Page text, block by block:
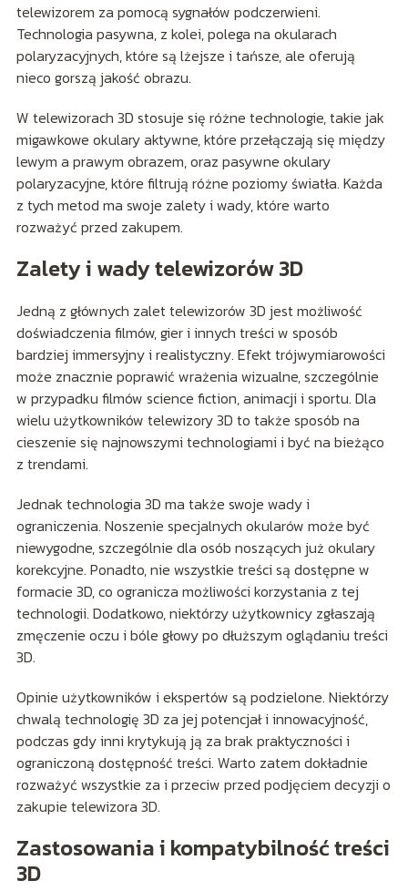
telewizorem za pomocą sygnałów podczerwieni.
Technologia pasywna, z kolei, polega na okularach
polaryzacyjnych, które są lżejsze i tańsze, ale oferują
nieco gorszą jakość obrazu.
W telewizorach 3D stosuje się różne technologie, takie jak
migawkowe okulary aktywne, które przełączają się między
lewym a prawym obrazem, oraz pasywne okulary
polaryzacyjne, które filtrują różne poziomy światła. Każda
z tych metod ma swoje zalety i wady, które warto
rozważyć przed zakupem.
Zalety i wady telewizorów 3D
Jedną z głównych zalet telewizorów 3D jest możliwość
doświadczenia filmów, gier i innych treści w sposób
bardziej immersyjny i realistyczny. Efekt trójwymiarowości
może znacznie poprawić wrażenia wizualne, szczególnie
w przypadku filmów science fiction, animacji i sportu. Dla
wielu użytkowników telewizory 3D to także sposób na
cieszenie się najnowszymi technologiami i być na bieżąco
z trendami.
Jednak technologia 3D ma także swoje wady i
ograniczenia. Noszenie specjalnych okularów może być
niewygodne, szczególnie dla osób noszących już okulary
korekcyjne. Ponadto, nie wszystkie treści są dostępne w
formacie 3D, co ogranicza możliwości korzystania z tej
technologii. Dodatkowo, niektórzy użytkownicy zgłaszają
zmęczenie oczu i bóle głowy po dłuższym oglądaniu treści
3D.
Opinie użytkowników i ekspertów są podzielone. Niektórzy
chwalą technologię 3D za jej potencjał i innowacyjność,
podczas gdy inni krytykują ją za brak praktyczności i
ograniczoną dostępność treści. Warto zatem dokładnie
rozważyć wszystkie za i przeciw przed podjęciem decyzji o
zakupie telewizora 3D.
Zastosowania i kompatybilność treści
3D